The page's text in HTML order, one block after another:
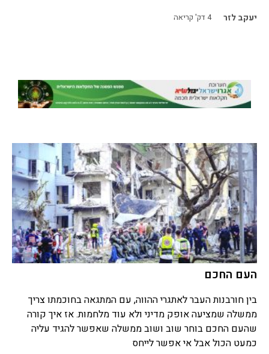
יעקב לזר 4דק' קריאה
העם החכם
בין חורבנות העבר לאתגרי ההווה, עם המתגאה בחוכמתו צריך
ממשלה שמציעה אופק מדיני ולא עוד מלחמות. אז איך קורה
שהעם החכם בוחר שוב ושוב ממשלה שאפשר להגיד עליה
כמעט הכול אבל אי אפשר לייחס